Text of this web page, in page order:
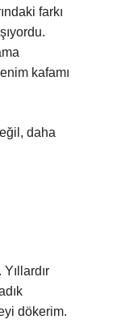
farkı
kafamı
daha
dökerim.